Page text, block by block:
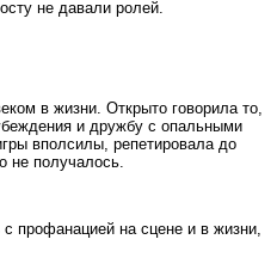
не давали ролей.
в жизни. Открыто говорила то,
и дружбу с опальными
вполсилы, репетировала до
не получалось.
с профанацией на сцене и в жизни,